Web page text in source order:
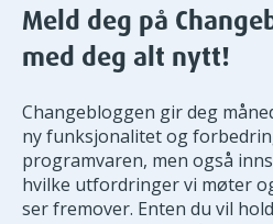
Meld deg på
med deg alt nytt!
Changebloggen gir deg
ny funksjonalitet og
programvaren, men også
hvilke utfordringer vi møter
ser fremover. Enten du vil